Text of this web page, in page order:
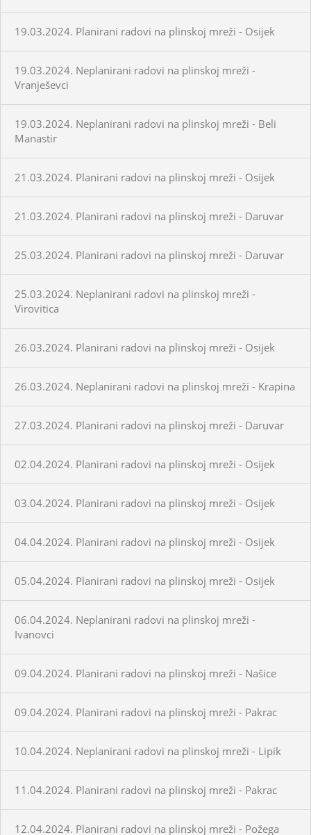
19.03.2024. Planirani radovi na plinskoj mreži - Osijek
19.03.2024. Neplanirani radovi na plinskoj mreži -
Vranješevci
19.03.2024. Neplanirani radovi na plinskoj mreži - Beli
Manastir
21.03.2024. Planirani radovi na plinskoj mreži - Osijek
21.03.2024. Planirani radovi na plinskoj mreži - Daruvar
25.03.2024. Planirani radovi na plinskoj mreži - Daruvar
25.03.2024. Neplanirani radovi na plinskoj mreži -
Virovitica
26.03.2024. Planirani radovi na plinskoj mreži - Osijek
26.03.2024. Neplanirani radovi na plinskoj mreži - Krapina
27.03.2024. Planirani radovi na plinskoj mreži - Daruvar
02.04.2024. Planirani radovi na plinskoj mreži - Osijek
03.04.2024. Planirani radovi na plinskoj mreži - Osijek
04.04.2024. Planirani radovi na plinskoj mreži - Osijek
05.04.2024. Planirani radovi na plinskoj mreži - Osijek
06.04.2024. Neplanirani radovi na plinskoj mreži -
Ivanovci
09.04.2024. Planirani radovi na plinskoj mreži - Našice
09.04.2024. Planirani radovi na plinskoj mreži - Pakrac
10.04.2024. Neplanirani radovi na plinskoj mreži - Lipik
11.04.2024. Planirani radovi na plinskoj mreži - Pakrac
12.04.2024. Planirani radovi na plinskoj mreži - Požega